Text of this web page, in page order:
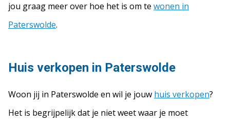
jou graag meer over hoe het is om te wonen in
Paterswolde.
Huis verkopen in Paterswolde
Woon jij in Paterswolde en wil je jouw huis verkopen?
Het is begrijpelijk dat je niet weet waar je moet